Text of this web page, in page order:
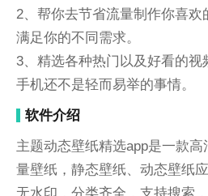
2、帮你去节省流量制作你喜
满足你的不同需求。
3、精选各种热门以及好看的视
手机还不是轻而易举的事情。
软件介绍
主题动态壁纸精选app是一款
量壁纸，静态壁纸、动态壁纸